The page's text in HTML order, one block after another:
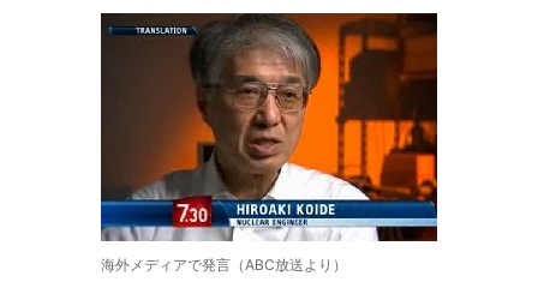
海外メディアで発言（ABC放送より）